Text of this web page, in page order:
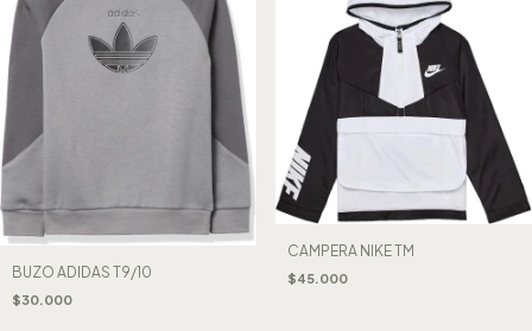
BUZO ADIDAS T9/10
$30.000
CAMPERA NIKE TM
$45.000